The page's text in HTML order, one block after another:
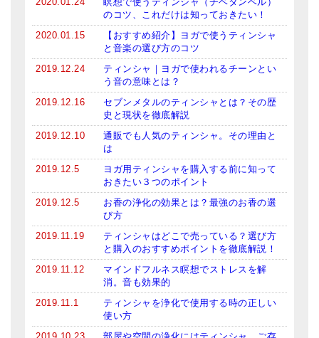
のコツ、これだけは知っておきたい！
2020.01.15
【おすすめ紹介】ヨガで使うティンシャ
と音楽の選び方のコツ
2019.12.24
ティンシャ｜ヨガで使われるチーンとい
う音の意味とは？
2019.12.16
セブンメタルのティンシャとは？その歴
史と現状を徹底解説
2019.12.10
通販でも人気のティンシャ。その理由と
は
2019.12.5
ヨガ用ティンシャを購入する前に知って
おきたい３つのポイント
2019.12.5
お香の浄化の効果とは？最強のお香の選
び方
2019.11.19
ティンシャはどこで売っている？選び方
と購入のおすすめポイントを徹底解説！
2019.11.12
マインドフルネス瞑想でストレスを解
消。音も効果的
2019.11.1
ティンシャを浄化で使用する時の正しい
使い方